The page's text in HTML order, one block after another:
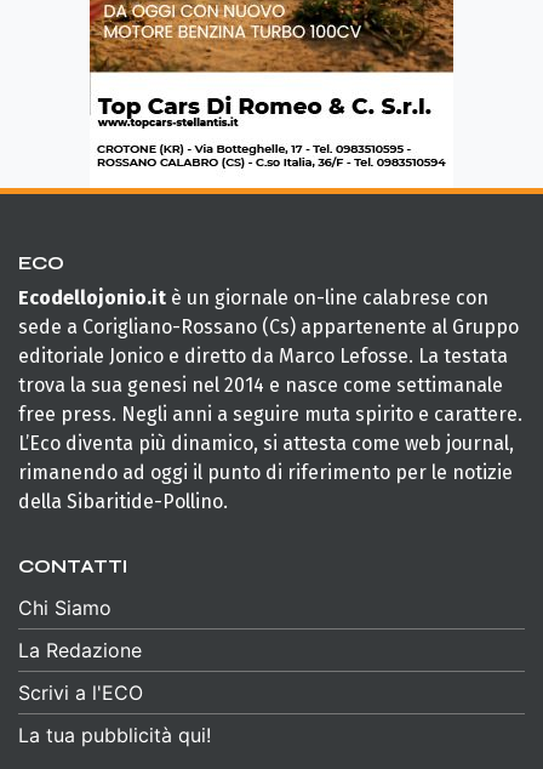
ECO
Ecodellojonio.it è un giornale on-line calabrese con
sede a Corigliano-Rossano (Cs) appartenente al Gruppo
editoriale Jonico e diretto da Marco Lefosse. La testata
trova la sua genesi nel 2014 e nasce come settimanale
free press. Negli anni a seguire muta spirito e carattere.
L’Eco diventa più dinamico, si attesta come web journal,
rimanendo ad oggi il punto di riferimento per le notizie
della Sibaritide-Pollino.
CONTATTI
Chi Siamo
La Redazione
Scrivi a l'ECO
La tua pubblicità qui!